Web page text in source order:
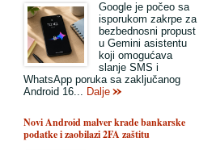
Google je počeo sa
isporukom zakrpe za
bezbednosni propust
u Gemini asistentu
koji omogućava
slanje SMS i
WhatsApp poruka sa zaključanog
Android 16... Dalje
Novi Android malver krade bankarske
podatke i zaobilazi 2FA zaštitu